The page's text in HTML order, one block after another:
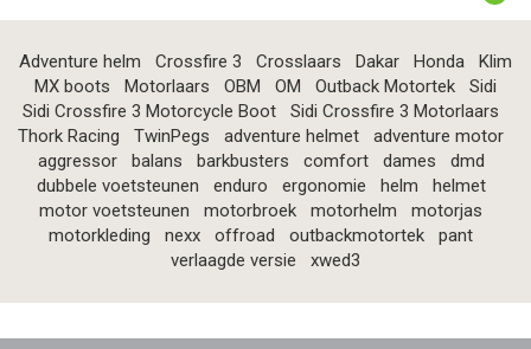
Adventure helm Crossfire 3 Crosslaars Dakar Honda
Klim
MX boots
Motorlaars OBM OM Outback Motortek
Sidi
Sidi Crossfire 3 Motorcycle Boot
Sidi Crossfire 3 Motorlaars
Thork Racing
TwinPegs adventure helmet
adventure motor
aggressor
balans barkbusters comfort dames
dmd
dubbele voetsteunen
enduro ergonomie helm
helmet
motor voetsteunen
motorbroek motorhelm
motorjas
motorkleding
nexx offroad outbackmotortek
pant
verlaagde versie
xwed3